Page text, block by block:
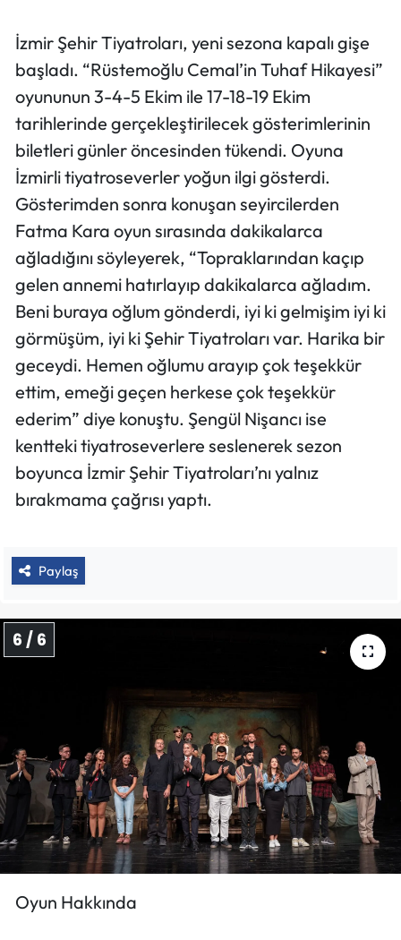
İzmir Şehir Tiyatroları, yeni sezona kapalı gişe
başladı. “Rüstemoğlu Cemal’in Tuhaf Hikayesi”
oyununun 3-4-5 Ekim ile 17-18-19 Ekim
tarihlerinde gerçekleştirilecek gösterimlerinin
biletleri günler öncesinden tükendi. Oyuna
İzmirli tiyatroseverler yoğun ilgi gösterdi.
Gösterimden sonra konuşan seyircilerden
Fatma Kara oyun sırasında dakikalarca
ağladığını söyleyerek, “Topraklarından kaçıp
gelen annemi hatırlayıp dakikalarca ağladım.
Beni buraya oğlum gönderdi, iyi ki gelmişim iyi ki
görmüşüm, iyi ki Şehir Tiyatroları var. Harika bir
geceydi. Hemen oğlumu arayıp çok teşekkür
ettim, emeği geçen herkese çok teşekkür
ederim” diye konuştu. Şengül Nişancı ise
kentteki tiyatroseverlere seslenerek sezon
boyunca İzmir Şehir Tiyatroları’nı yalnız
bırakmama çağrısı yaptı.
Paylaş
6 / 6
​​​​​​​Oyun Hakkında